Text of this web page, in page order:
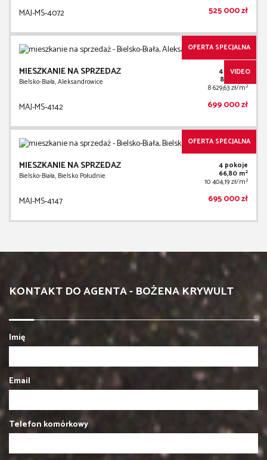
MAJ-MS-4072 525 000 zł
OFERTA SPECJALNA
VIDEO
MIESZKANIE NA SPRZEDAŻ
Bielsko-Biała, Aleksandrowice
4 pokoje
81,00 m
8 629,63 zł/m2
MAJ-MS-4142 699 000 zł
OFERTA SPECJALNA
MIESZKANIE NA SPRZEDAŻ
Bielsko-Biała, Bielsko Południe
4 pokoje
66,80 m2
10 404,19 zł/m2
MAJ-MS-4147 695 000 zł
KONTAKT DO AGENTA - BOŻENA KRYWULT
Imię
Email
Telefon komórkowy